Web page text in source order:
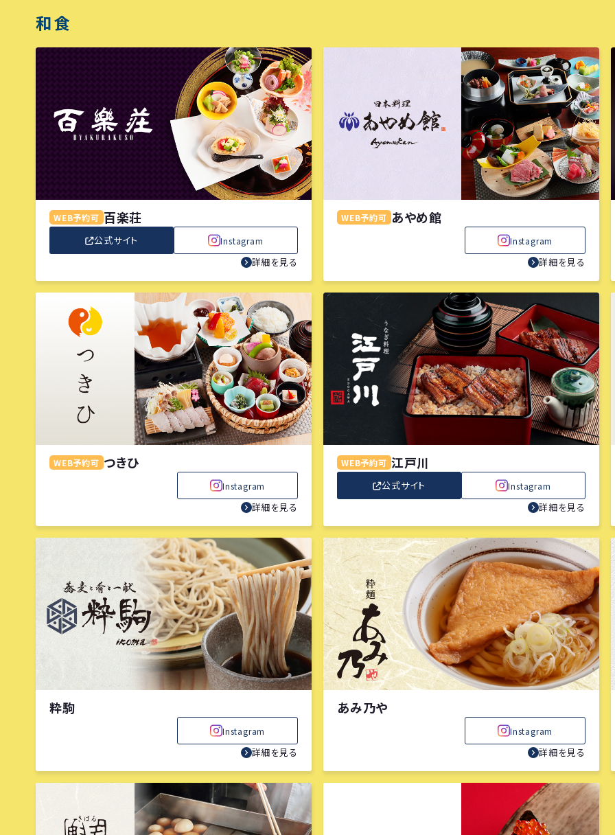
和食
WEB予約可 百楽荘
公式サイト Instagram
詳細を見る
WEB予約可 あやめ館
Instagram
詳細を見る
WEB予約可 つきひ
Instagram
詳細を見る
WEB予約可 江戸川
公式サイト Instagram
詳細を見る
粋駒
Instagram
詳細を見る
あみ乃や
Instagram
詳細を見る